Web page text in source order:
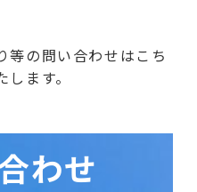
等の問い合わせはこち
ます。
わせ